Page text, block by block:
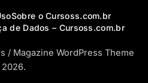
Sobre o Cursoss.com.br
de Dados – Cursoss.com.br
/ Magazine WordPress Theme
2026.